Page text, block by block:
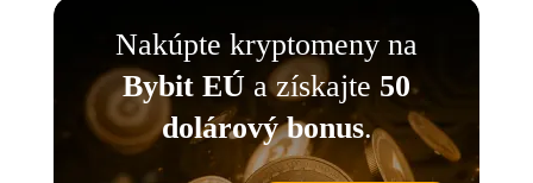
Nakúpte kryptomeny na
Bybit EÚ a získajte 50
dolárový bonus.